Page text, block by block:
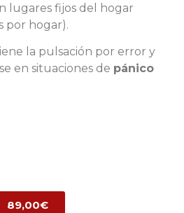
lugares fijos del hogar
por hogar).
la pulsación por error y
en situaciones de pánico
89,00€